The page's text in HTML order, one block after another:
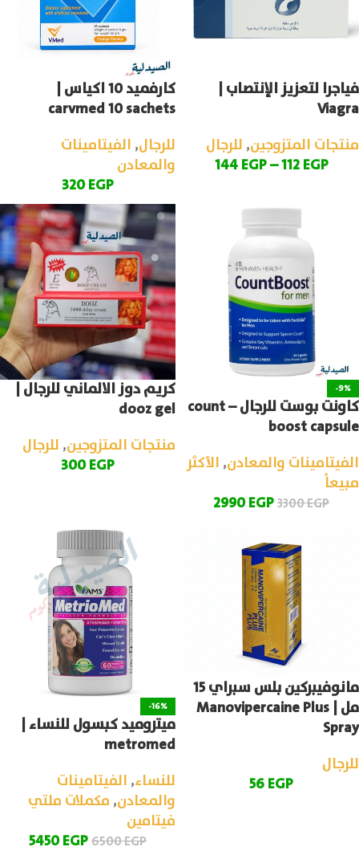
فياجرا لتعزيز الإنتصاب |
Viagra
منتجات المتزوجين, للرجال
112EGP
–
144EGP
كارفميد 10 اكياس |
carvmed 10 sachets
للرجال, الفيتامينات
والمعادن
320EGP
-9%
كاونت بوست للرجال – count
boost capsule
الفيتامينات والمعادن, الأكثر
مبيعاً
3300EGP
2990EGP
كريم دوز الالماني للرجال |
dooz gel
منتجات المتزوجين, للرجال
300EGP
مانوفيبركين بلس سبراي 15
مل | Manovipercaine Plus
Spray
للرجال
56EGP
-16%
ميتروميد كبسول للنساء |
metromed
للنساء, الفيتامينات
والمعادن, مكملات ملتي
فيتامين
6500EGP
5450EGP